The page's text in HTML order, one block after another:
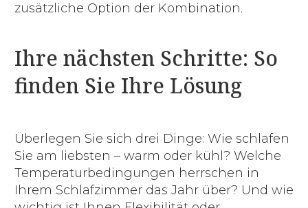
zusätzliche Option der Kombination.
Ihre nächsten Schritte: So
finden Sie Ihre Lösung
Überlegen Sie sich drei Dinge: Wie schlafen
Sie am liebsten – warm oder kühl? Welche
Temperaturbedingungen herrschen in
Ihrem Schlafzimmer das Jahr über? Und wie